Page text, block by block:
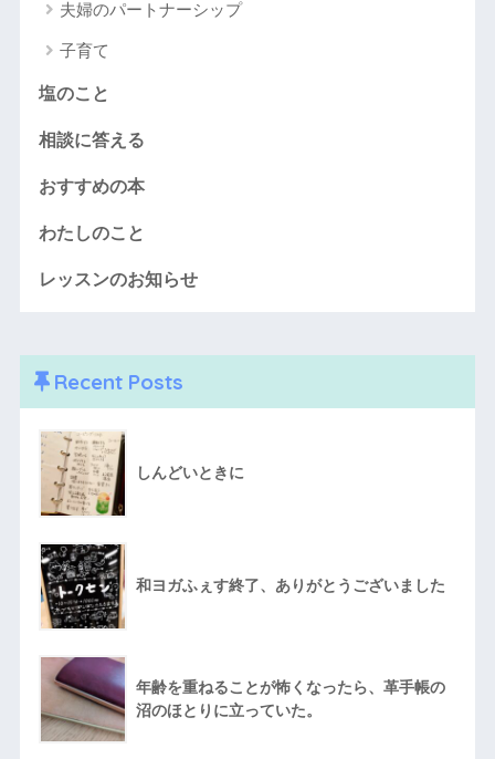
夫婦のパートナーシップ
子育て
塩のこと
相談に答える
おすすめの本
わたしのこと
レッスンのお知らせ
Recent Posts
しんどいときに
和ヨガふぇす終了、ありがとうございました
年齢を重ねることが怖くなったら、革手帳の
沼のほとりに立っていた。